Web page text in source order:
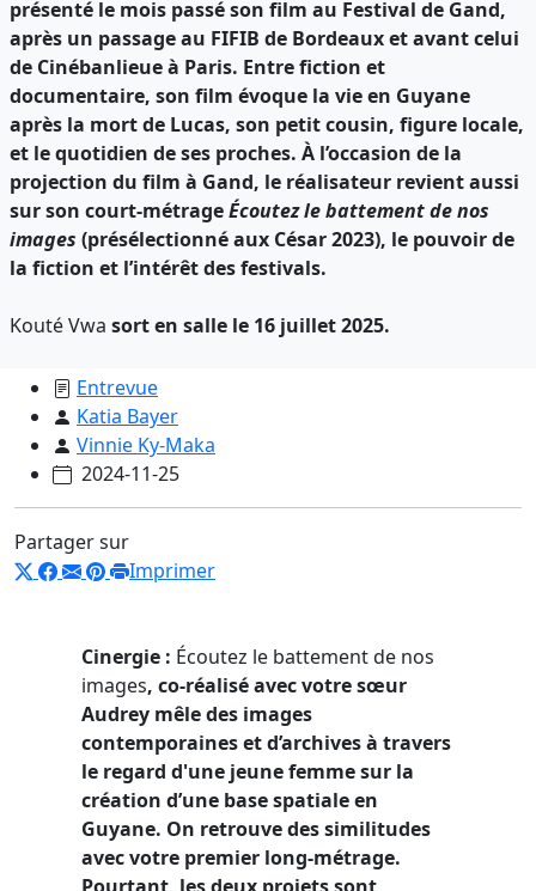
présenté le mois passé son film au Festival de Gand,
après un passage au FIFIB de Bordeaux et avant celui
de Cinébanlieue à Paris. Entre fiction et
documentaire, son film évoque la vie en Guyane
après la mort de Lucas, son petit cousin, figure locale,
et le quotidien de ses proches. À l’occasion de la
projection du film à Gand, le réalisateur revient aussi
sur son court-métrageÉcoutez le battementde nos
images (présélectionné aux César 2023), le pouvoir de
la fiction et l’intérêt des festivals.
Kouté Vwa sort en salle le 16 juillet 2025.
Entrevue
Katia Bayer
Vinnie Ky-Maka
2024-11-25
Partager sur
Imprimer
Cinergie : Écoutez le battement de nos
images, co-réalisé avec votre sœur
Audrey mêle des images
contemporaines et d’archives à travers
le regard d'une jeune femme sur la
création d’une base spatiale en
Guyane. On retrouve des similitudes
avec votre premier long-métrage.